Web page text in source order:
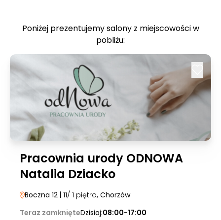
Poniżej prezentujemy salony z miejscowości w
pobliżu:
Pracownia urody ODNOWA
Natalia Dziacko
Boczna 12 | 11/ 1 piętro, Chorzów
Teraz zamknięteDzisiaj:08:00-17:00